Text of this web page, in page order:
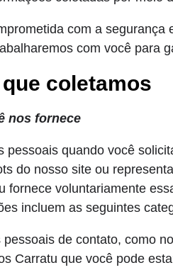
com a
com você para
coletamos
nos fornece
pessoais quando você
do nosso site ou
fornece voluntariamente
incluem as seguintes
de contato, como
Carratu que você pode